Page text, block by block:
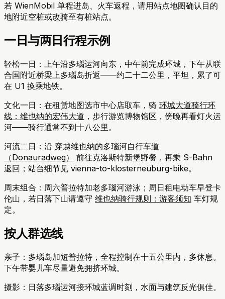
若 WienMobil 单程进岛、火车返程，请用站点地图确认目的
地附近空桩或改骑至有桩站点。
一日与两日行程示例
轻松一日：上午沿多瑙运河向东，中午前完成环城，下午从联
合国附近桥梁上多瑙岛折返——约二十二公里，平坦，累了可
在 U1 换乘地铁。
文化一日：在租赁地图选市中心店取车，骑 环城大道骑行环
线：维也纳的宏伟大道 ，步行游览博物馆区，傍晚再看灯火运
河——骑行通常不到十八公里。
河流二日：沿 穿越维也纳的多瑙河自行车道
（Donauradweg）
前往克洛斯特新堡野餐，再乘 S-Bahn
返回；站台细节见 vienna-to-klosterneuburg-bike。
周末组合：周六普拉特加老多瑙河游泳；周日租电动车早登卡
伦山，若日落下山请遵守 维也纳骑行规则：游客须知 车灯规
定。
按人群选线
亲子：多瑙岛加短普拉特，全程控制在十五公里内，多休息。
下午带婴儿车尽量避免拥挤环城。
摄影：日落多瑙运河接环城蓝调时刻，水面与建筑反光俱佳。